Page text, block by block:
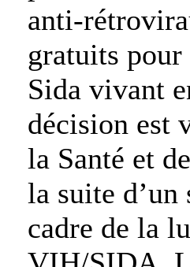
anti-
gratuits pour
Sida vivant
décision est
la Santé et
la suite d’un
cadre de la